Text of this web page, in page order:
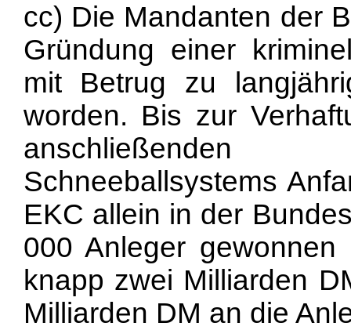
cc) Die Mandanten der
Gründung einer
mit Betrug zu
worden. Bis zur
anschließenden
Schneeballsystems
EKC allein in der
000 Anleger
knapp zwei Milliarden
Milliarden DM an die